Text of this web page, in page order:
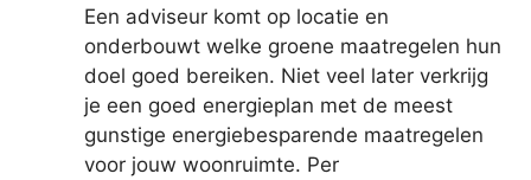
Een adviseur komt op locatie en
onderbouwt welke groene maatregelen hun
doel goed bereiken. Niet veel later verkrijg
je een goed energieplan met de meest
gunstige energiebesparende maatregelen
voor jouw woonruimte. Per